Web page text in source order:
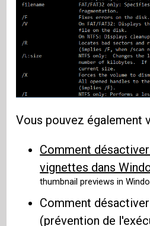
Vous pouvez également
Comment
vignettes dans
thumbnail previews in
Comment
(prévention de